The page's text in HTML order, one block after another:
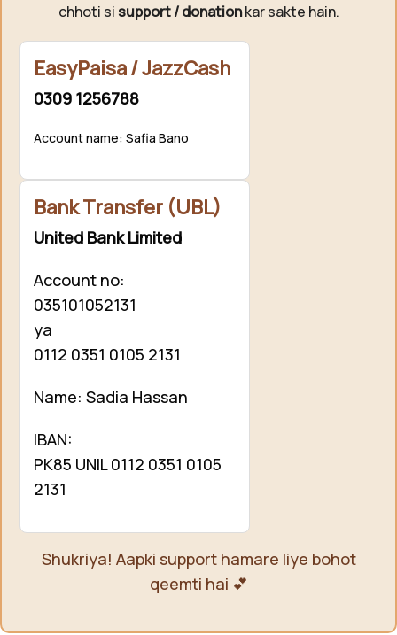
chhoti si support / donationkar sakte hain.
EasyPaisa / JazzCash
0309 1256788
Account name: Safia Bano
Bank Transfer (UBL)
United Bank Limited
Account no:
035101052131
ya
0112 0351 0105 2131
Name: Sadia Hassan
IBAN:
PK85 UNIL 0112 0351 0105
2131
Shukriya! Aapki support hamare liye bohot
qeemti hai 💕